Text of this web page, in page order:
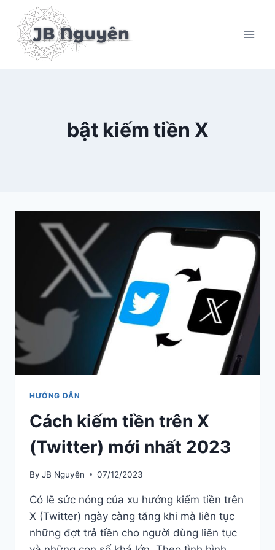
content
bật kiếm tiền X
HƯỚNG DẪN
Cách kiếm tiền trên X
(Twitter) mới nhất 2023
By JB Nguyên 07/12/2023
Có lẽ sức nóng của xu hướng kiếm tiền trên
X (Twitter) ngày càng tăng khi mà liên tục
những đợt trả tiền cho người dùng liên tục